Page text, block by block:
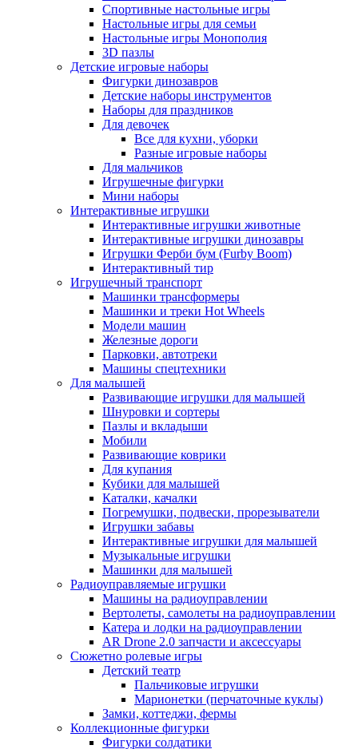
Спортивные настольные игры
Настольные игры для семьи
Настольные игры Монополия
3D пазлы
Детские игровые наборы
Фигурки динозавров
Детские наборы инструментов
Наборы для праздников
Для девочек
Все для кухни, уборки
Разные игровые наборы
Для мальчиков
Игрушечные фигурки
Мини наборы
Интерактивные игрушки
Интерактивные игрушки животные
Интерактивные игрушки динозавры
Игрушки Ферби бум (Furby Boom)
Интерактивный тир
Игрушечный транспорт
Машинки трансформеры
Машинки и треки Hot Wheels
Модели машин
Железные дороги
Парковки, автотреки
Машины спецтехники
Для малышей
Развивающие игрушки для малышей
Шнуровки и сортеры
Пазлы и вкладыши
Мобили
Развивающие коврики
Для купания
Кубики для малышей
Каталки, качалки
Погремушки, подвески, прорезыватели
Игрушки забавы
Интерактивные игрушки для малышей
Музыкальные игрушки
Машинки для малышей
Радиоуправляемые игрушки
Машины на радиоуправлении
Вертолеты, самолеты на радиоуправлении
Катера и лодки на радиоуправлении
AR Drone 2.0 запчасти и аксессуары
Сюжетно ролевые игры
Детский театр
Пальчиковые игрушки
Марионетки (перчаточные куклы)
Замки, коттеджи, фермы
Коллекционные фигурки
Фигурки солдатики